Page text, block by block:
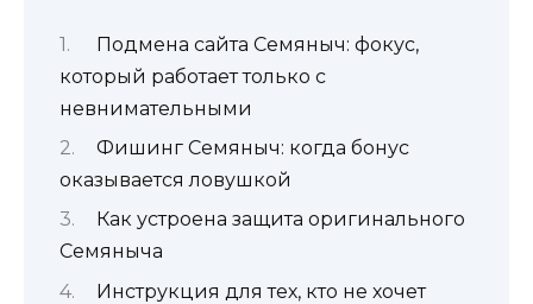
Подмена сайта Семяныч: фокус,
который работает только с
невнимательными
Фишинг Семяныч: когда бонус
оказывается ловушкой
Как устроена защита оригинального
Семяныча
Инструкция для тех, кто не хочет